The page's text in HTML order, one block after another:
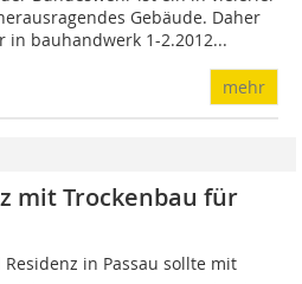
Gebäude. Daher
in bauhandwerk 1-2.2012...
mehr
mit Trockenbau für
in Passau sollte mit